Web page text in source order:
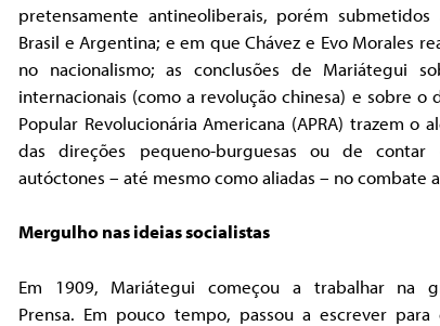
pretensamente antineoliberais, porém
Brasil e Argentina; e em que Chávez e Evo Morales
no nacionalismo; as conclusões de Mariátegui
internacionais (como a revolução chinesa) e sobre o
Popular Revolucionária Americana (APRA) trazem o
das direções pequeno-burguesas ou de contar
autóctones – até mesmo como aliadas – no combate
Mergulho nas ideias socialistas
Em 1909, Mariátegui começou a trabalhar na
Prensa. Em pouco tempo, passou a escrever